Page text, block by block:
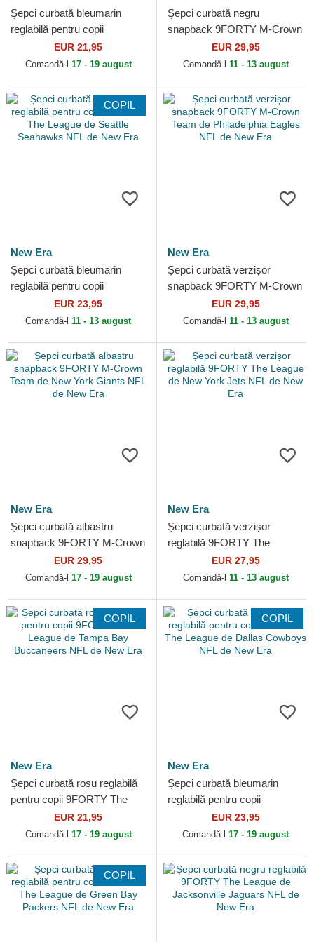
Șepci curbată bleumarin
reglabilă pentru copii
9FORTY The League de
New England Patriots NFL
EUR 21,95
Comandă-l 17 - 19 august
Șepci curbată negru
snapback 9FORTY M-Crown
Team de New Orleans Saints
NFL de New Era
EUR 29,95
Comandă-l 11 - 13 august
COPIL
New Era
Șepci curbată bleumarin
reglabilă pentru copii
9FORTY The League de
Seattle Seahawks NFL de
EUR 23,95
Comandă-l 11 - 13 august
New Era
Șepci curbată verzișor
snapback 9FORTY M-Crown
Team de Philadelphia Eagles
NFL de New Era
EUR 29,95
Comandă-l 11 - 13 august
New Era
Șepci curbată albastru
snapback 9FORTY M-Crown
Team de New York Giants
NFL de New Era
EUR 29,95
Comandă-l 17 - 19 august
New Era
Șepci curbată verzișor
reglabilă 9FORTY The
League de New York Jets
NFL de New Era
EUR 27,95
Comandă-l 11 - 13 august
COPIL
New Era
Șepci curbată roșu reglabilă
pentru copii 9FORTY The
League de Tampa Bay
Buccaneers NFL de New Era
EUR 21,95
Comandă-l 17 - 19 august
COPIL
New Era
Șepci curbată bleumarin
reglabilă pentru copii
9FORTY The League de
Dallas Cowboys NFL de New
EUR 23,95
Comandă-l 17 - 19 august
COPIL